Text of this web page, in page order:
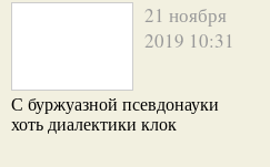
21 ноября
2019 10:31
С буржуазной псевдонауки
хоть диалектики клок